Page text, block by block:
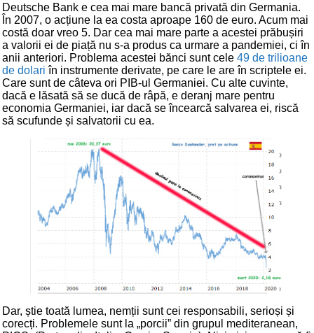
Deutsche Bank e cea mai mare bancă privată din Germania.
În 2007, o acțiune la ea costa aproape 160 de euro. Acum mai
costă doar vreo 5. Dar cea mai mare parte a acestei prăbușiri
a valorii ei de piață nu s-a produs ca urmare a pandemiei, ci în
anii anteriori. Problema acestei bănci sunt cele 49 de trilioane
de dolari în instrumente derivate, pe care le are în scriptele ei.
Care sunt de câteva ori PIB-ul Germaniei. Cu alte cuvinte,
dacă e lăsată să se ducă de râpă, e deranj mare pentru
economia Germaniei, iar dacă se încearcă salvarea ei, riscă
să scufunde și salvatorii cu ea.
Dar, știe toată lumea, nemții sunt cei responsabili, serioși și
corecți. Problemele sunt la „porcii” din grupul mediteranean,